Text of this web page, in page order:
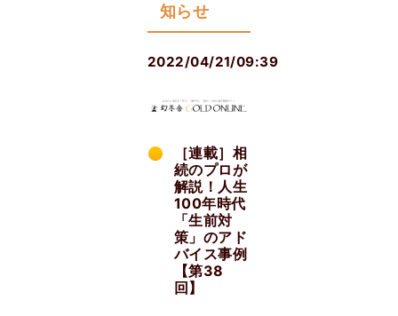
知らせ
2022/04/21/09:39
［連載］相
続のプロが
解説！人生
100年時代
「生前対
策」のアド
バイス事例
【第38
回】